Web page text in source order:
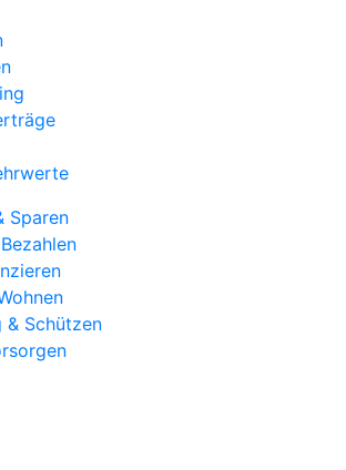
Sparen
& Schützen